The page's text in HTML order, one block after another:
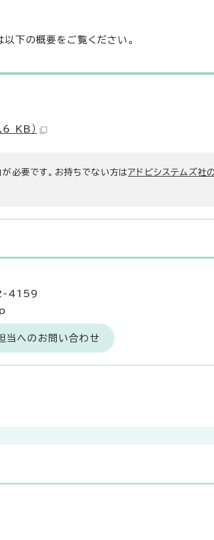
下の概要をご覧ください。
KB）
必要です。お持ちでない方はアドビシステムズ社
4159
当へのお問い合わせ